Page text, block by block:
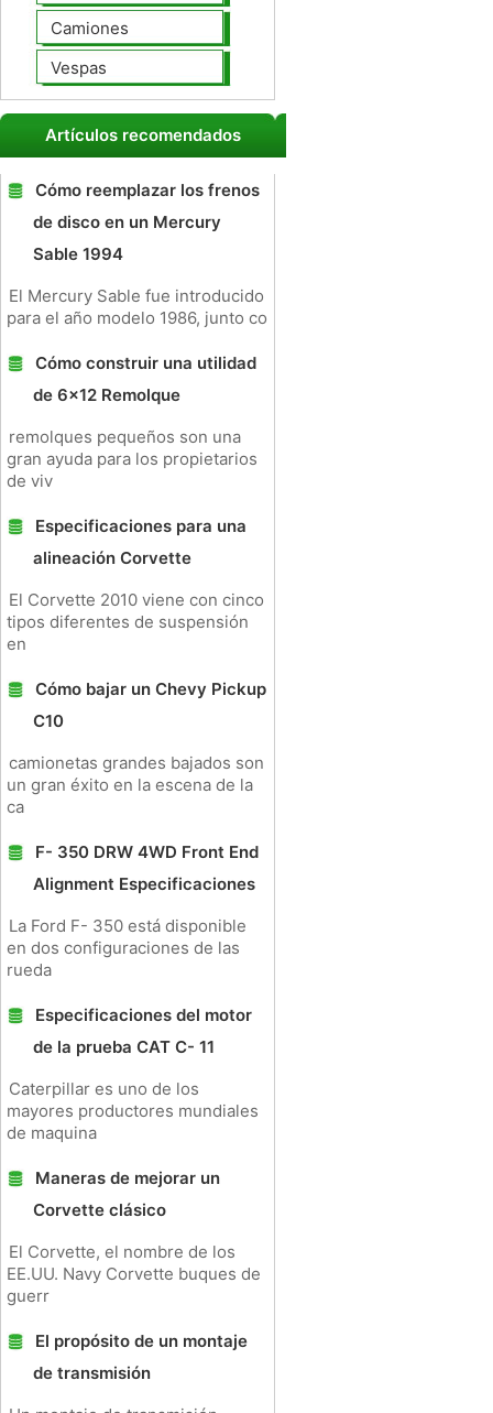
Camiones
Vespas
Artículos recomendados
Cómo reemplazar los frenos
de disco en un Mercury
Sable 1994
El Mercury Sable fue introducido
para el año modelo 1986, junto co
Cómo construir una utilidad
de 6x12 Remolque
remolques pequeños son una
gran ayuda para los propietarios
de viv
Especificaciones para una
alineación Corvette
El Corvette 2010 viene con cinco
tipos diferentes de suspensión
en
Cómo bajar un Chevy Pickup
C10
camionetas grandes bajados son
un gran éxito en la escena de la
ca
F- 350 DRW 4WD Front End
Alignment Especificaciones
La Ford F- 350 está disponible
en dos configuraciones de las
rueda
Especificaciones del motor
de la prueba CAT C- 11
Caterpillar es uno de los
mayores productores mundiales
de maquina
Maneras de mejorar un
Corvette clásico
El Corvette, el nombre de los
EE.UU. Navy Corvette buques de
guerr
El propósito de un montaje
de transmisión